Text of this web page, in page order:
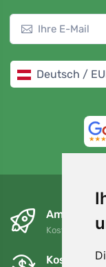
Deutsch /
Am
Kostenloser